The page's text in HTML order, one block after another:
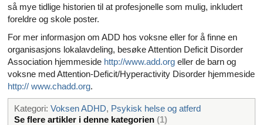
så mye tidlige historien til at profesjonelle som mulig, inkludert
foreldre og skole poster.
For mer informasjon om ADD hos voksne eller for å finne en
organisasjons lokalavdeling, besøke Attention Deficit Disorder
Association hjemmeside http://www.add.org eller de barn og
voksne med Attention-Deficit/Hyperactivity Disorder hjemmeside
http:// www.chadd.org.
Kategori: Voksen ADHD, Psykisk helse og atferd
Se flere artikler i denne kategorien (1)